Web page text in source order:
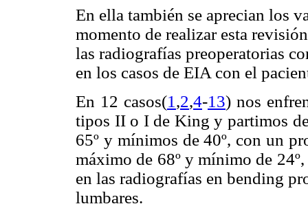
En ella también se aprecian los
momento de realizar esta
las radiografías preoperatorias
en los casos de EIA con el
En 12 casos(1 ,2,4-13) nos
tipos II o I de King y partimos
65º y mínimos de 40º, con un
máximo de 68º y mínimo de
en las radiografías en bending
lumbares.